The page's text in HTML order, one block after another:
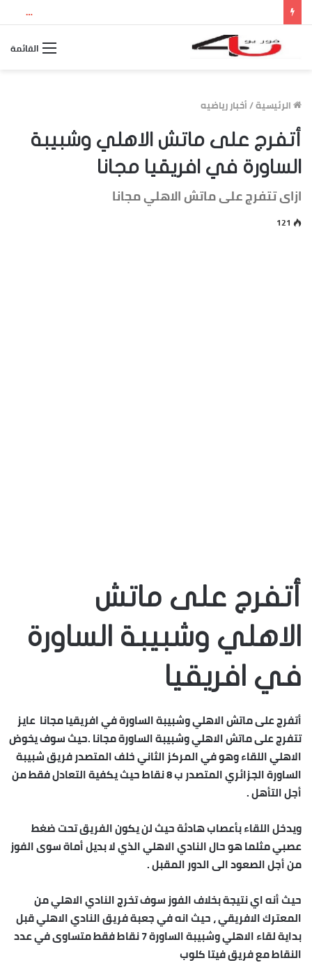
نتيجة الثانوية العامة 2026 بالاسم ورقم الجلوس.. استعلم الآن عن درجاتك والمجموع الكلي
القائمة
الرئيسية/أخبار رياضيه
أتفرج على ماتش الاهلي وشبيبة
الساورة في افريقيا مجانا
ازاى تتفرج على ماتش الاهلي مجانا
121
أتفرج على ماتش
الاهلي وشبيبة الساورة
في افريقيا
أتفرج على ماتش الاهلي وشبيبة الساورة في افريقيا مجانا عايز
تتفرج على ماتش الاهلي وشبيبة الساورة مجانا .حيث سوف يخوض
الاهلي اللقاء وهو في المركز الثاني خلف المتصدر فريق شبيبة
الساورة الجزائري المتصدر ب 8 نقاط حيث يكفية التعادل فقط من
أجل التأهل .
ويدخل اللقاء بأعصاب هادئة حيث لن يكون الفريق تحت ضغط
عصبي مثلما هو حال النادي الاهلي الذي لا بديل أماة سوى الفوز
من أجل الصعود الى الدور المقبل .
حيث أنه اي نتيجة بخلاف الفوز سوف تخرج النادي الاهلي من
المعترك الافريقي ، حيث انه في جعبة فريق النادي الاهلي قبل
بداية لقاء الاهلي وشبيبة الساورة 7 نقاط فقط متساوى في عدد
النقاط مع فريق فيتا كلوب